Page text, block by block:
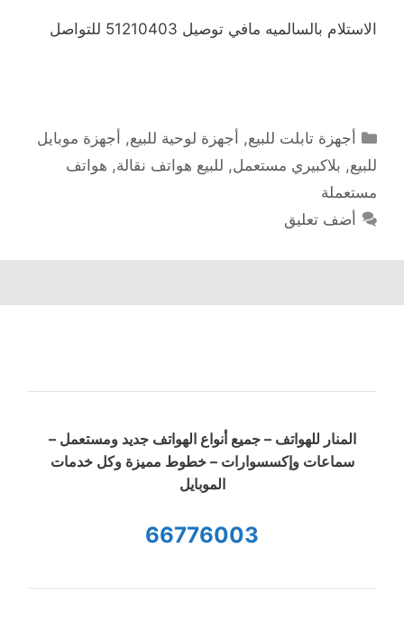
الاستلام بالسالميه مافي توصيل 51210403 للتواصل
التصنيفات
أجهزة تابلت للبيع, أجهزة لوحية للبيع, أجهزة موبايل
للبيع, بلاكبيري مستعمل, للبيع هواتف نقالة, هواتف
مستعملة
أضف تعليق
المنار للهواتف – جميع أنواع الهواتف جديد ومستعمل –
سماعات وإكسسوارات – خطوط مميزة وكل خدمات
الموبايل
66776003